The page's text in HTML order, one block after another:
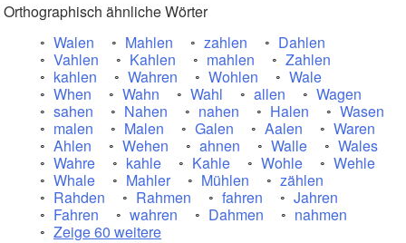
Orthographisch ähnliche Wörter
Walen
Mahlen zahlen
Dahlen
Vahlen
Kahlen mahlen
Zahlen
kahlen
Wahren Wohlen
Wale
When
Wahn Wahl allen
Wagen
sahen
Nahen nahen Halen
Wasen
malen
Malen Galen Aalen
Waren
Ahlen
Wehen ahnen Walle
Wales
Wahre
kahle Kahle Wohle
Wehle
Whale
Mahler Mühlen
zählen
Rahden
Rahmen fahren
Jahren
Fahren
wahren Dahmen
nahmen
Zeige 60 weitere